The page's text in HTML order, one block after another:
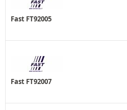
Fast FT92005
Fast FT92007